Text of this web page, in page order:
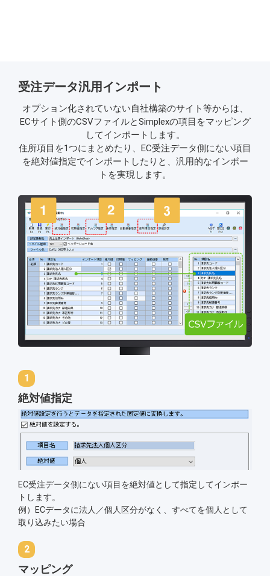
受注データ汎用インポート
オプション化されていない自社構築のサイト等からは、
ECサイト側のCSVファイルとSimplexの項目をマッピング
してインポートします。
住所項目を1つにまとめたり、EC受注データ側にない項目
を絶対値指定でインポートしたりと、汎用的なインポー
トを実現します。
絶対値指定
EC受注データ側にない項目を絶対値として指定してインポー
トします。
例）ECデータに法人／個人区分がなく、すべてを個人として
取り込みたい場合
マッピング